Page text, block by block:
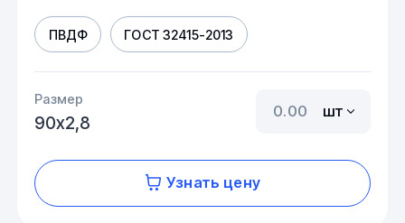
ПВДФ ГОСТ 32415-2013
Размер
90х2,8
шт
Узнать цену